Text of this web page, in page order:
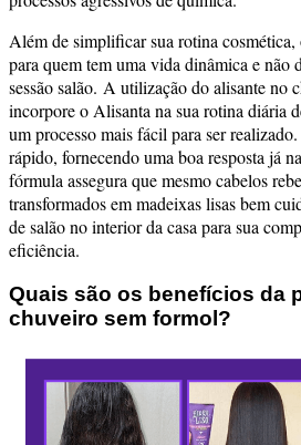
Além de simplificar sua rotina
para quem tem uma vida dinâmica e não
sessão salão. A utilização do alisante no
incorpore o Alisanta na sua rotina diária
um processo mais fácil para ser realizado.
rápido, fornecendo uma boa resposta já
fórmula assegura que mesmo cabelos
transformados em madeixas lisas bem
de salão no interior da casa para sua
eficiência.
Quais são os benefícios da
chuveiro sem formol?